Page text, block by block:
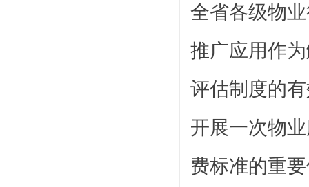
全省各级物
推广应用作
评估制度的
开展一次物
费标准的重